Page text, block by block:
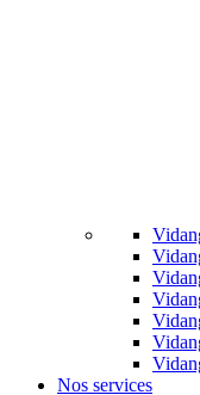
Nos services